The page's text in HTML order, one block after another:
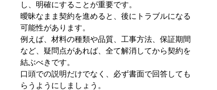
し、明確にすることが重要です。
曖昧なまま契約を進めると、後にトラブルになる
可能性があります。
例えば、材料の種類や品質、工事方法、保証期間
など、疑問点があれば、全て解消してから契約を
結ぶべきです。
口頭での説明だけでなく、必ず書面で回答しても
らうようにしましょう。